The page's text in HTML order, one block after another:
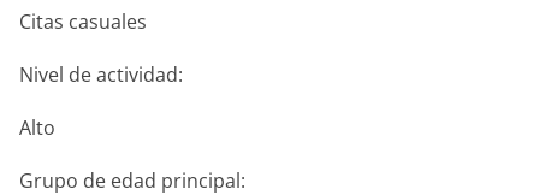
Citas casuales
Nivel de actividad:
Alto
Grupo de edad principal: